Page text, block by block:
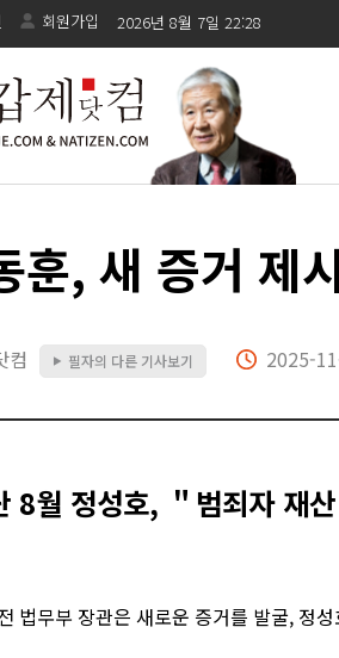
회원가입 2026년 8월 7일 22:28
훈, 새 증거 제
컴 ▶ 필자의 다른 기사보기 2025-
8월 정성호, ＂범죄자 재
법무부 장관은 새로운 증거를 발굴, 정